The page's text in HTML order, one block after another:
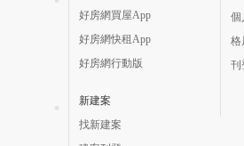
好房網買屋App
好房網快租App
好房網行動版
新建案
找新建案
個
格
刊